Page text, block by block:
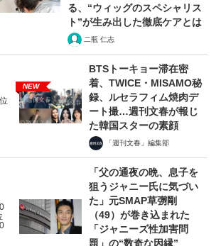
る、“ウィッグのスペシャリス
ト”が生み出した徹底ケアとは
二瓶 仁志
NEW
BTSトーキョー滞在密
着、TWICE・MISAMO秘
録、ルセラフィム焼肉デ
ート撮…週刊文春が報じ
た韓国スターの素顔
「週刊文春」編集部
「父の通夜の晩、息子を
狙うジャニー氏に気づい
た」元SMAP草彅剛
（49）が巻き込まれた
「ジャニーズ性加害問
題」の“数奇な因縁”